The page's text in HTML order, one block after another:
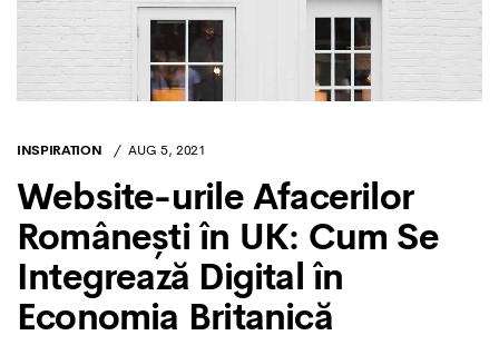
INSPIRATION AUG 5, 2021
Website-urile Afacerilor
Românești în UK: Cum Se
Integrează Digital în
Economia Britanică